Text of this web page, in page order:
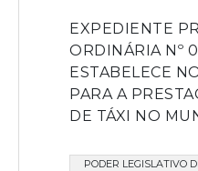
EXPEDIENTE
ORDINÁRIA Nº
ESTABELECE
PARA A
DE TÁXI NO
PODER LEGISLATIVO